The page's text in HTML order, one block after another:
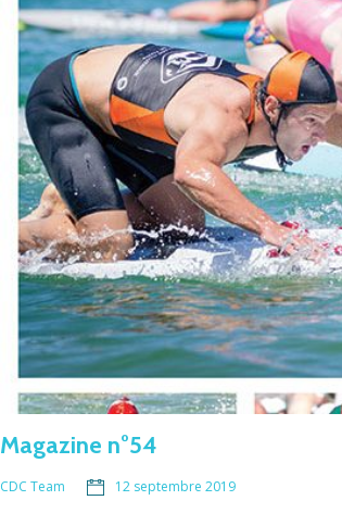
Magazine n°54
CDC Team 12 septembre 2019